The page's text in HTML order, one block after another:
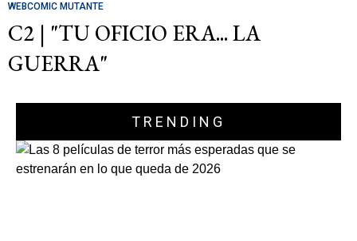
WEBCOMIC MUTANTE
C2 | "TU OFICIO ERA... LA
GUERRA"
TRENDING